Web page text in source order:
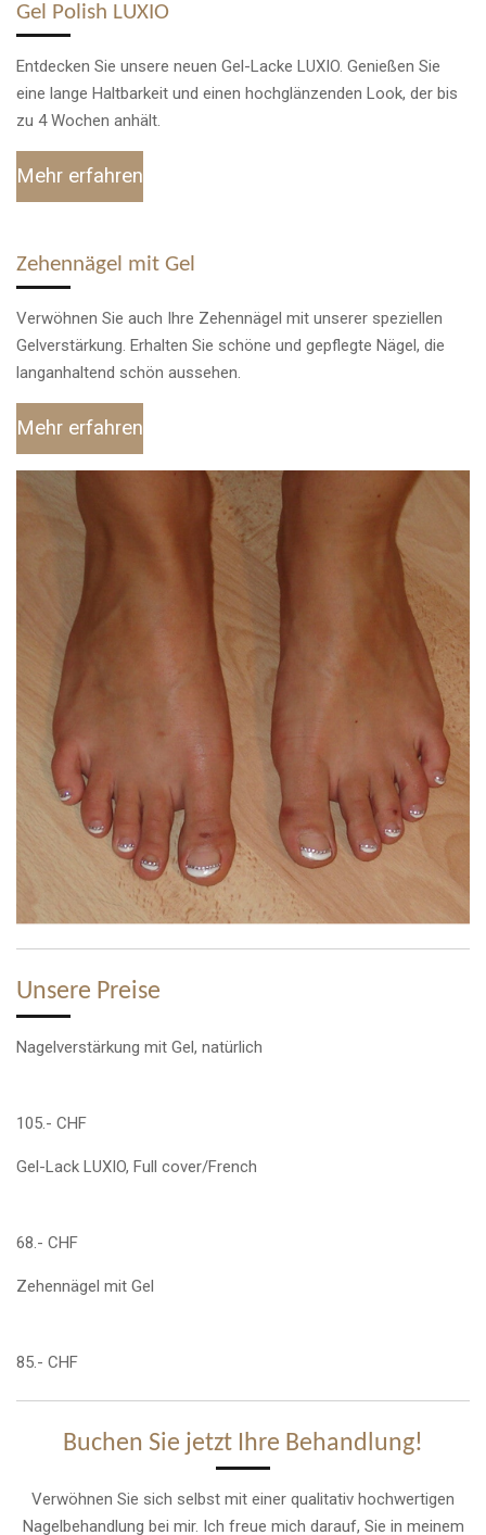
Gel Polish LUXIO
Entdecken Sie unsere neuen Gel-Lacke LUXIO. Genießen Sie
eine lange Haltbarkeit und einen hochglänzenden Look, der bis
zu 4 Wochen anhält.
Mehr erfahren
Zehennägel mit Gel
Verwöhnen Sie auch Ihre Zehennägel mit unserer speziellen
Gelverstärkung. Erhalten Sie schöne und gepflegte Nägel, die
langanhaltend schön aussehen.
Mehr erfahren
Unsere Preise
Nagelverstärkung mit Gel, natürlich
105.- CHF
Gel-Lack LUXIO, Full cover/French
68.- CHF
Zehennägel mit Gel
85.- CHF
Buchen Sie jetzt Ihre Behandlung!
Verwöhnen Sie sich selbst mit einer qualitativ hochwertigen
Nagelbehandlung bei mir. Ich freue mich darauf, Sie in meinem